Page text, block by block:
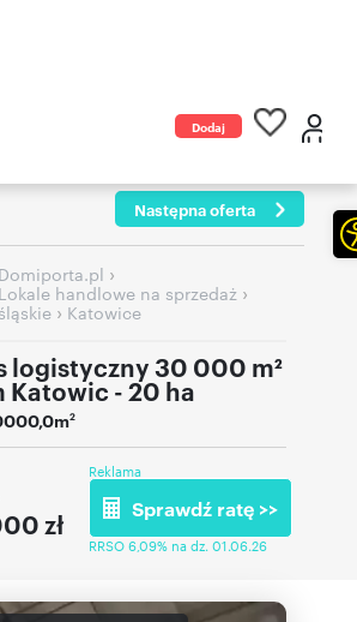
Dodaj
Następna oferta
Domiporta.pl ›
Lokale handlowe na sprzedaż ›
śląskie › Katowice
logistyczny 30 000 m²
Katowic - 20 ha
2
zł
Reklama
Sprawdź ratę >>
RRSO 6,09% na dz. 01.06.26